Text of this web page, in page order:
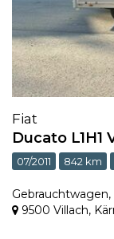
Fiat
Ducato L1H1
07/2011 842 km
Gebrauchtwagen,
9500 Villach,